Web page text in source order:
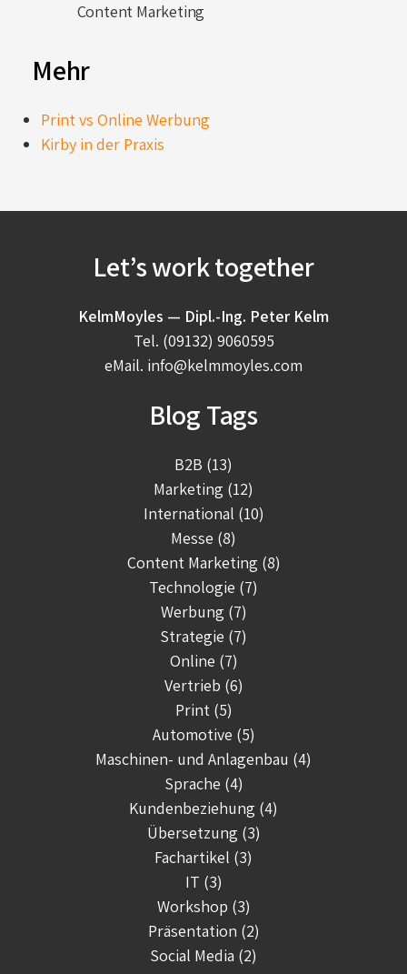
Content Marketing
Mehr
Print vs Online Werbung
Kirby in der Praxis
Let’s work together
KelmMoyles — Dipl.-Ing. Peter Kelm
Tel. (09132) 9060595
eMail. info@kelmmoyles.com
Blog Tags
B2B (13)
Marketing (12)
International (10)
Messe (8)
Content Marketing (8)
Technologie (7)
Werbung (7)
Strategie (7)
Online (7)
Vertrieb (6)
Print (5)
Automotive (5)
Maschinen- und Anlagenbau (4)
Sprache (4)
Kundenbeziehung (4)
Übersetzung (3)
Fachartikel (3)
IT (3)
Workshop (3)
Präsentation (2)
Social Media (2)